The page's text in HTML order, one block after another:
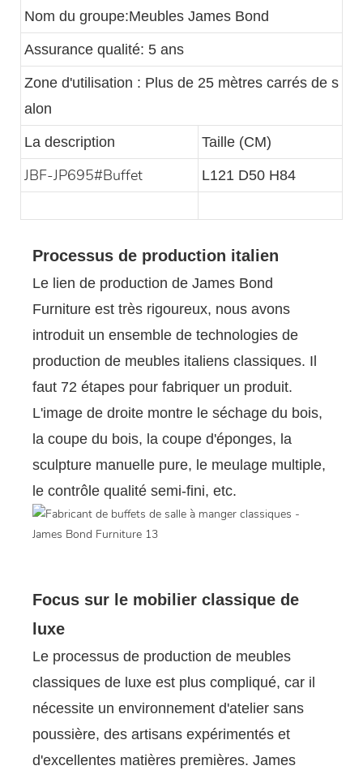
Nom du groupe:Meubles James Bond
Assurance qualité: 5 ans
Zone d'utilisation : Plus de 25 mètres carrés de s
alon
La description Taille (CM)
JBF-JP695#Buffet L121 D50 H84
Processus de production italien
Le lien de production de James Bond
Furniture est très rigoureux, nous avons
introduit un ensemble de technologies de
production de meubles italiens classiques. Il
faut 72 étapes pour fabriquer un produit.
L'image de droite montre le séchage du bois,
la coupe du bois, la coupe d'éponges, la
sculpture manuelle pure, le meulage multiple,
le contrôle qualité semi-fini, etc.
Focus sur le mobilier classique de
luxe
Le processus de production de meubles
classiques de luxe est plus compliqué, car il
nécessite un environnement d'atelier sans
poussière, des artisans expérimentés et
d'excellentes matières premières. James